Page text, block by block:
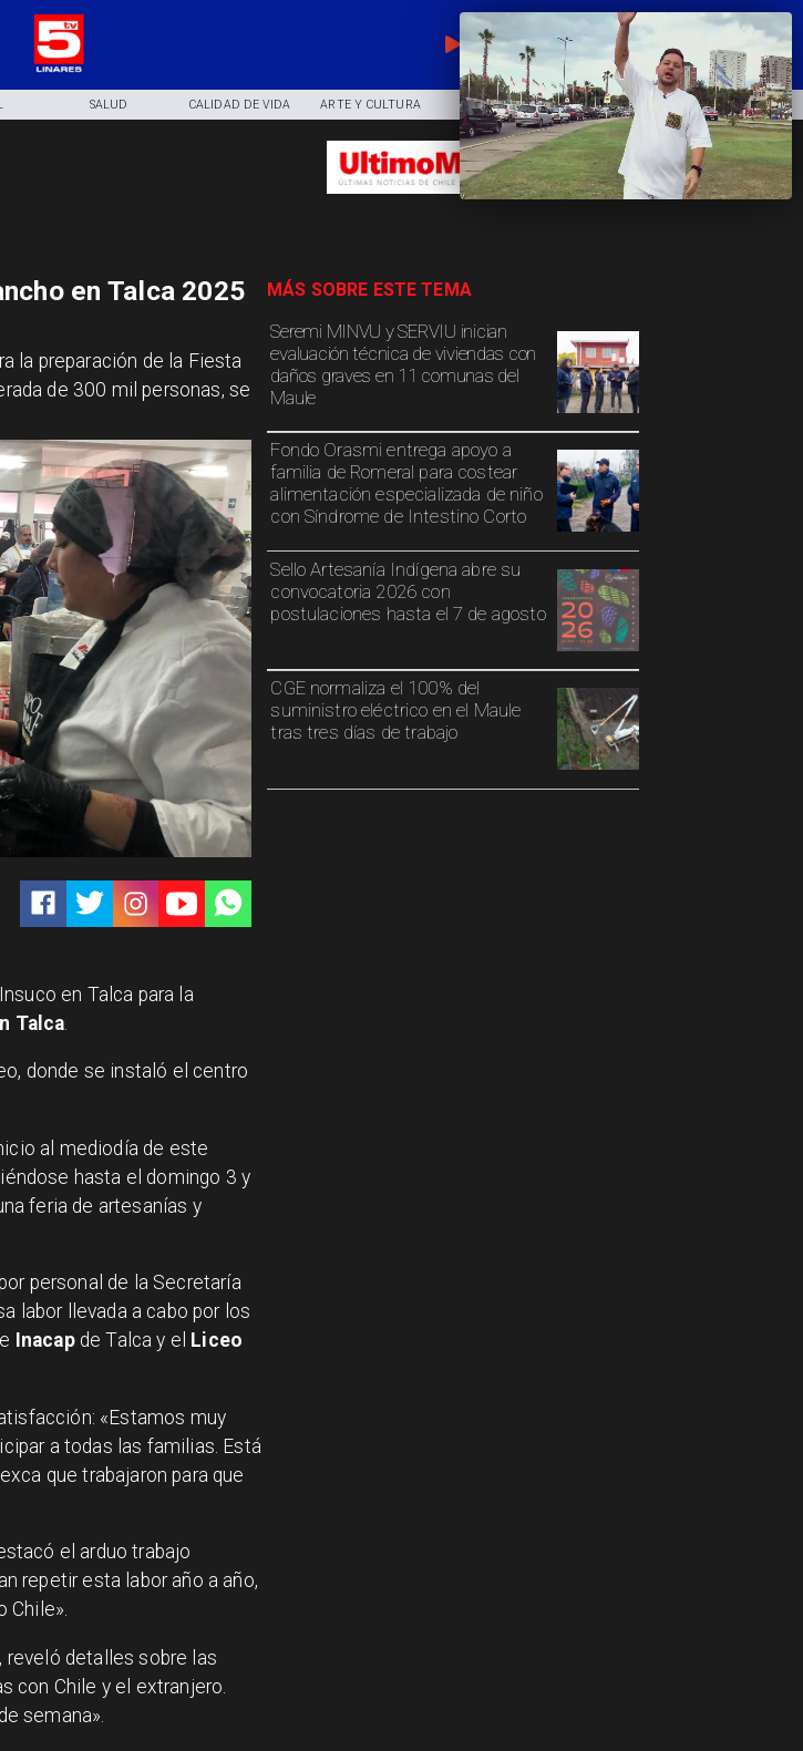
EN VIVO
SALUD CALIDAD DE VIDA ARTE Y CULTURA COMUNIDAD DEPORTES
Seremi MINVU y SERVIU inician
evaluación técnica de viviendas con
daños graves en 11 comunas del
Maule
Fondo Orasmi entrega apoyo a
familia de Romeral para costear
alimentación especializada de niño
con Síndrome de Intestino Corto
Sello Artesanía Indígena abre su
convocatoria 2026 con
postulaciones hasta el 7 de agosto
CGE normaliza el 100% del
suministro eléctrico en el Maule
tras tres días de trabajo
MÁS SOBRE ESTE TEMA
en Talca 2025
la preparación de la Fiesta
de 300 mil personas, se
en Talca para la
Talca
donde se instaló el centro
al mediodía de este
hasta el domingo 3 y
feria de artesanías y
personal de la Secretaría
labor llevada a cabo por los
Inacapde Talca y el Liceo
«Estamos muy
a todas las familias. Está
que trabajaron para que
el arduo trabajo
repetir esta labor año a año,
Chile».
, reveló detalles sobre las
con Chile y el extranjero.
semana».